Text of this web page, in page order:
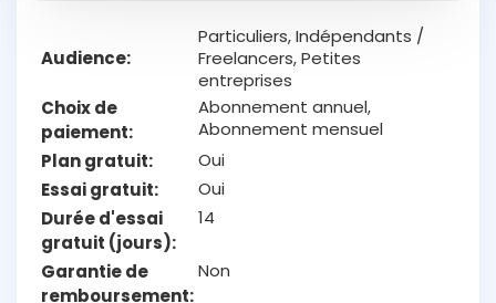
Audience
Particuliers, Indépendants /
Freelancers, Petites
entreprises
Choix de
paiement
Abonnement annuel,
Abonnement mensuel
Plan gratuit
Oui
Essai gratuit
Oui
Durée d'essai
gratuit (jours)
14
Garantie de
remboursement
Non